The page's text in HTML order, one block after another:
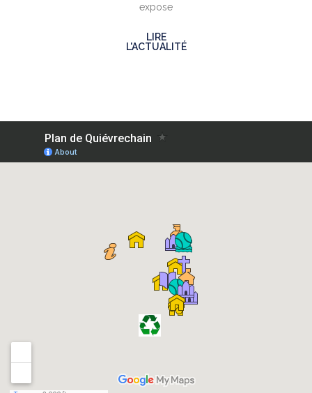
expose
LIRE
L'ACTUALITÉ